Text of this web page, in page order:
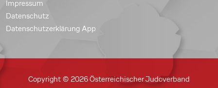
Impressum
Datenschutz
Datenschutzerklärung App
Copyright © 2026 Österreichischer Judoverband